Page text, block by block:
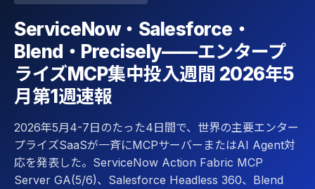
ServiceNow・Salesforce・
Blend・Precisely——エンタープ
ライズMCP集中投入週間 2026年5
月第1週速報
2026年5月4-7日のたった4日間で、世界の主要エンター
プライズSaaSが一斉にMCPサーバーまたはAI Agent対
応を発表した。ServiceNow Action Fabric MCP
Server GA(5/6)、Salesforce Headless 360、Blend